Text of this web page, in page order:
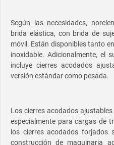
Según las necesidades,
brida elástica, con brida de
móvil. Están disponibles tanto
inoxidable. Adicionalmente, el
incluye cierres acodados
versión estándar como pesada.
Los cierres acodados
especialmente para cargas de
los cierres acodados forjados
construcción de maquinaria